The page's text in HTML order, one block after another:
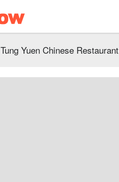
Tung Yuen Chinese Restaurant